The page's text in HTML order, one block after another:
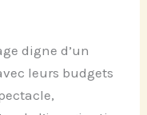
digne d’un
leurs budgets